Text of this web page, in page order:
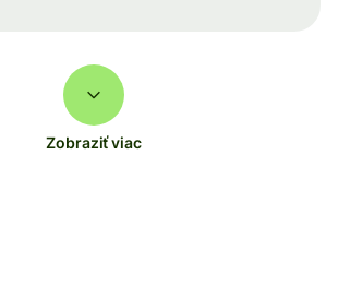
Zobraziť viac